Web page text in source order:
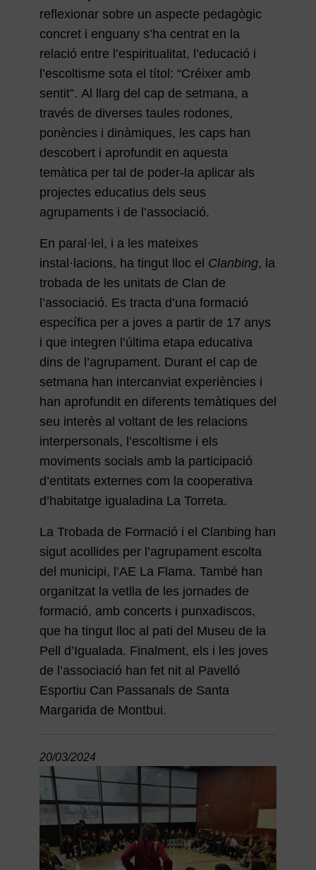
reflexionar sobre un aspecte pedagògic
concret i enguany s’ha centrat en la
relació entre l’espiritualitat, l’educació i
l’escoltisme sota el títol: “Créixer amb
sentit”. Al llarg del cap de setmana, a
través de diverses taules rodones,
ponències i dinàmiques, les caps han
descobert i aprofundit en aquesta
temàtica per tal de poder-la aplicar als
projectes educatius dels seus
agrupaments i de l’associació.
En paral·lel, i a les mateixes
instal·lacions, ha tingut lloc el Clanbing, la
trobada de les unitats de Clan de
l’associació. Es tracta d’una formació
específica per a joves a partir de 17 anys
i que integren l’última etapa educativa
dins de l’agrupament. Durant el cap de
setmana han intercanviat experiències i
han aprofundit en diferents temàtiques del
seu interès al voltant de les relacions
interpersonals, l’escoltisme i els
moviments socials amb la participació
d’entitats externes com la cooperativa
d’habitatge igualadina La Torreta.
La Trobada de Formació i el Clanbing han
sigut acollides per l’agrupament escolta
del municipi, l’AE La Flama. També han
organitzat la vetlla de les jornades de
formació, amb concerts i punxadiscos,
que ha tingut lloc al pati del Museu de la
Pell d’Igualada. Finalment, els i les joves
de l’associació han fet nit al Pavelló
Esportiu Can Passanals de Santa
Margarida de Montbui.
20/03/2024